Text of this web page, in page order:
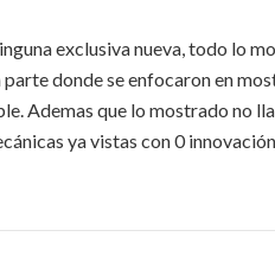
exclusiva nueva, todo lo
parte donde se enfocaron en
Ademas que lo mostrado no
ya vistas con 0